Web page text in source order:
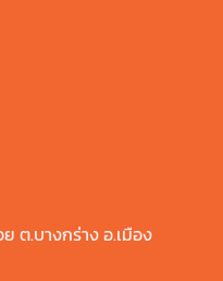
ต.บางกร่าง อ.เมือง